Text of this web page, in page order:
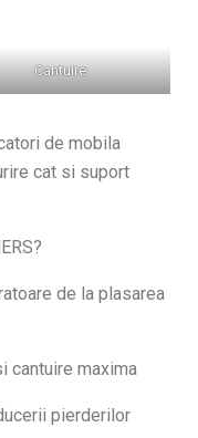
Cantuire
de mobila
cat si suport
de la plasarea
cantuire maxima
pierderilor